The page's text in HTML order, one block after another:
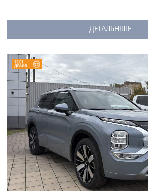
ДЕТАЛЬНІШЕ